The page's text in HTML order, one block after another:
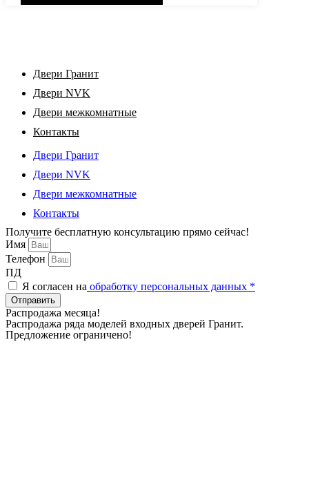
Двери Гранит
Двери NVK
Двери межкомнатные
Контакты
Двери Гранит
Двери NVK
Двери межкомнатные
Контакты
Получите бесплатную консультацию прямо сейчас!
Имя
Телефон
ПД
Я согласен на обработку персональных данных *
Отправить
Распродажа месяца!
Распродажа ряда моделей входных дверей Гранит.
Предложение ограничено!